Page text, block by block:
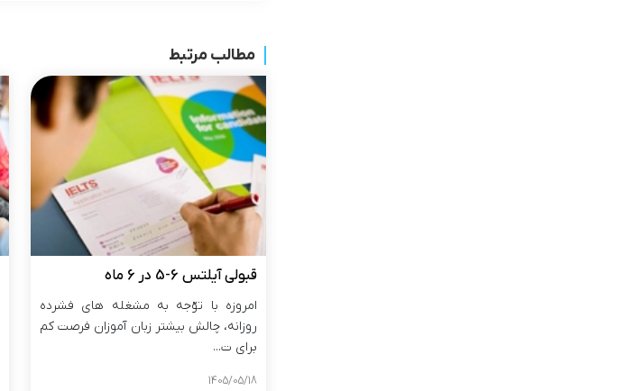
مطالب مرتبط
قبولی آیلتس 6-5 در 6 ماه
امروزه با توّجه به مشغله های فشرده
روزانه، چالش بیشتر زبان آموزان فرصت کم
برای ت...
1405/05/18